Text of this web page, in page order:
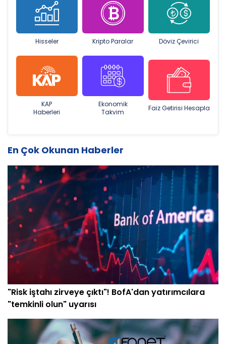
Hisseler Kripto Paralar Döviz Çevirici
KAP
Haberleri
Ekonomik
Takvim
Faiz Getirisi Hesapla
En Çok Okunan Haberler
"Risk iştahı zirveye çıktı"! BofA'dan yatırımcılara
"temkinli olun" uyarısı